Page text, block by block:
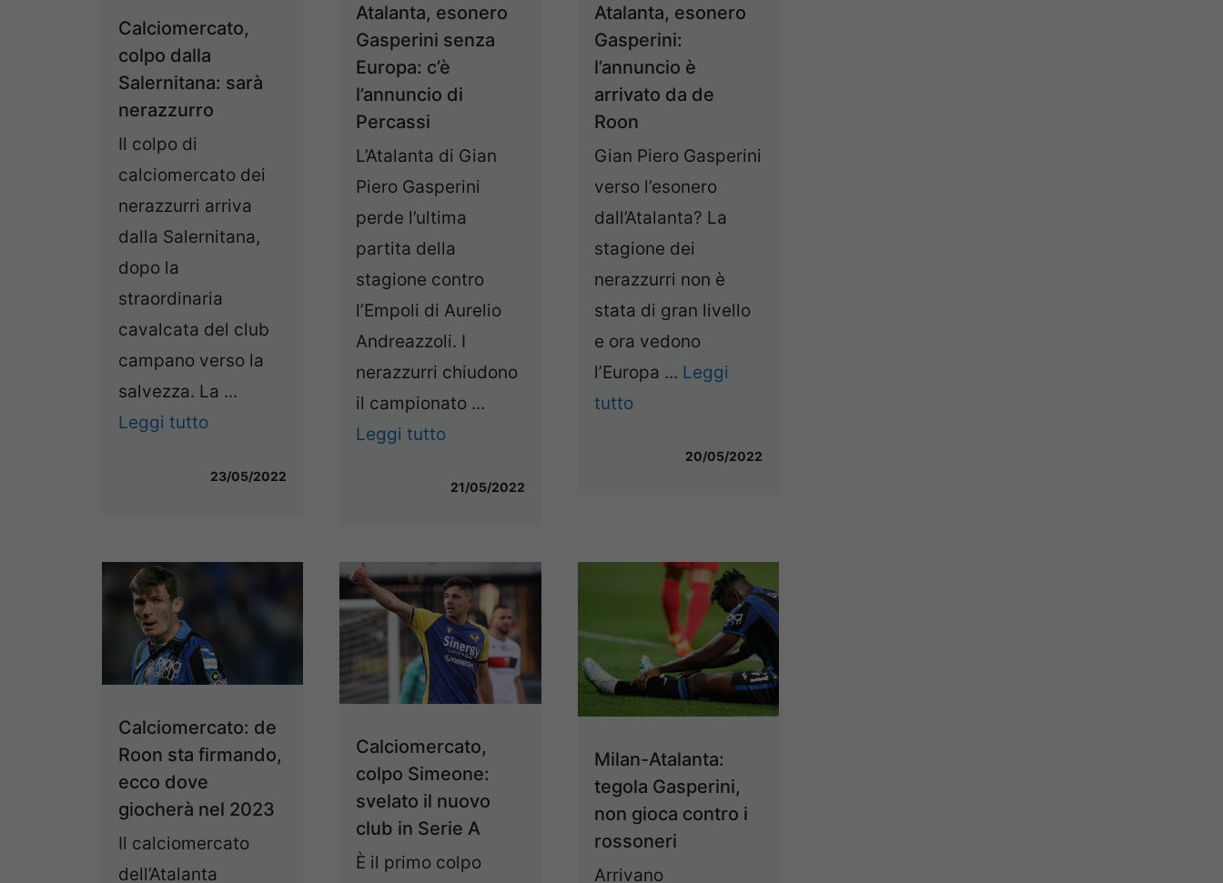
Calciomercato,
colpo dalla
Salernitana: sarà
nerazzurro
Il colpo di
calciomercato dei
nerazzurri arriva
dalla Salernitana,
dopo la
straordinaria
cavalcata del club
campano verso la
salvezza. La ...
Leggi tutto
23/05/2022
Atalanta, esonero
Gasperini senza
Europa: c’è
l’annuncio di
Percassi
L’Atalanta di Gian
Piero Gasperini
perde l’ultima
partita della
stagione contro
l’Empoli di Aurelio
Andreazzoli. I
nerazzurri chiudono
il campionato ...
Leggi tutto
21/05/2022
Atalanta, esonero
Gasperini:
l’annuncio è
arrivato da de
Roon
Gian Piero Gasperini
verso l’esonero
dall’Atalanta? La
stagione dei
nerazzurri non è
stata di gran livello
e ora vedono
l’Europa ... Leggi
tutto
20/05/2022
Calciomercato: de
Roon sta firmando,
ecco dove
giocherà nel 2023
Il calciomercato
dell’Atalanta
Calciomercato,
colpo Simeone:
svelato il nuovo
club in Serie A
È il primo colpo
Milan-Atalanta:
tegola Gasperini,
non gioca contro i
rossoneri
Arrivano